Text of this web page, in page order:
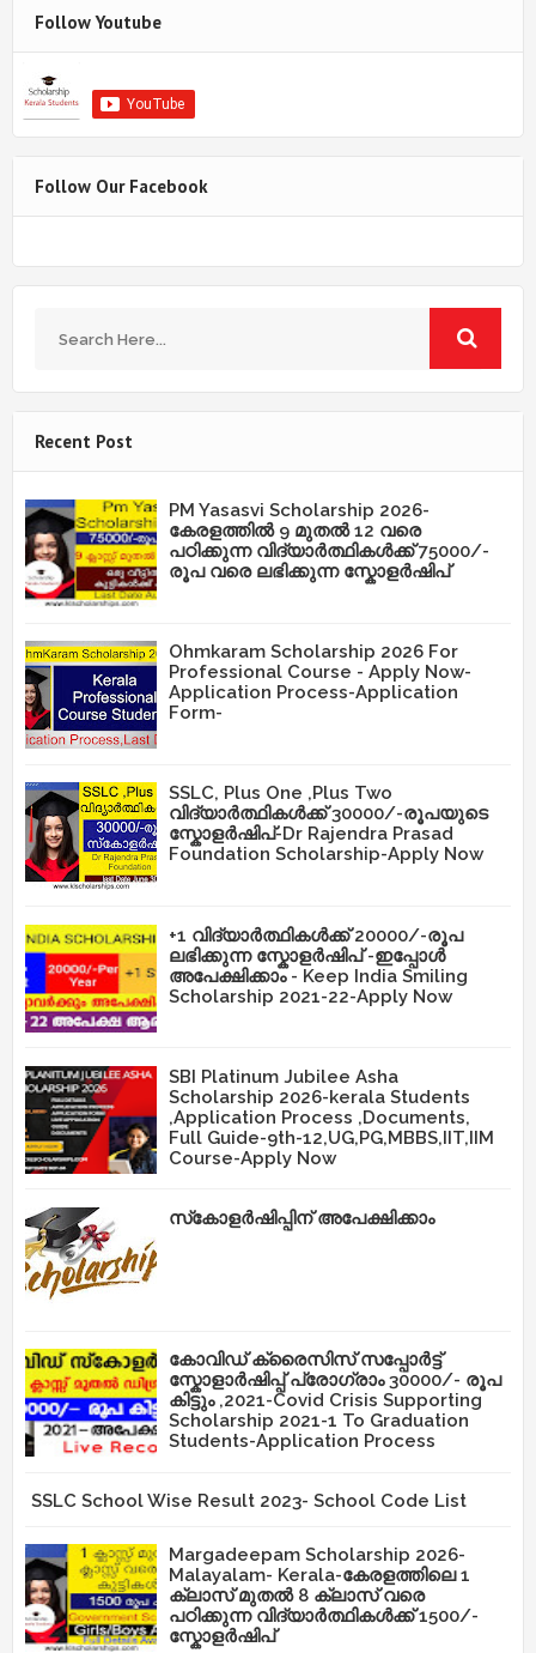
Follow Youtube
Follow Our Facebook
Recent Post
PM Yasasvi Scholarship 2026-
കേരളത്തിൽ 9 മുതൽ 12 വരെ
പഠിക്കുന്ന വിദ്യാർത്ഥികൾക്ക് 75000/-
രൂപ വരെ ലഭിക്കുന്ന സ്കോളർഷിപ്
Ohmkaram Scholarship 2026 For
Professional Course - Apply Now-
Application Process-Application
Form-
SSLC, Plus One ,Plus Two
വിദ്യാർത്ഥികൾക്ക് 30000/-രൂപയുടെ
സ്കോളർഷിപ്-Dr Rajendra Prasad
Foundation Scholarship-Apply Now
+1 വിദ്യാർത്ഥികൾക്ക് 20000/-രൂപ
ലഭിക്കുന്ന സ്കോളർഷിപ് -ഇപ്പോൾ
അപേക്ഷിക്കാം - Keep India Smiling
Scholarship 2021-22-Apply Now
SBI Platinum Jubilee Asha
Scholarship 2026-kerala Students
,Application Process ,Documents,
Full Guide-9th-12,UG,PG,MBBS,IIT,IIM
Course-Apply Now
സ്‌കോളർഷിപ്പിന് അപേക്ഷിക്കാം
കോവിഡ് ക്രൈസിസ് സപ്പോർട്ട്
സ്കോളാർഷിപ്പ് പ്രോഗ്രാം 30000/- രൂപ
കിട്ടും ,2021-Covid Crisis Supporting
Scholarship 2021-1 To Graduation
Students-Application Process
SSLC School Wise Result 2023- School Code List
Margadeepam Scholarship 2026-
Malayalam- Kerala-കേരളത്തിലെ 1
ക്ലാസ് മുതൽ 8 ക്ലാസ് വരെ
പഠിക്കുന്ന വിദ്യാർത്ഥികൾക്ക് 1500/-
സ്കോളർഷിപ്